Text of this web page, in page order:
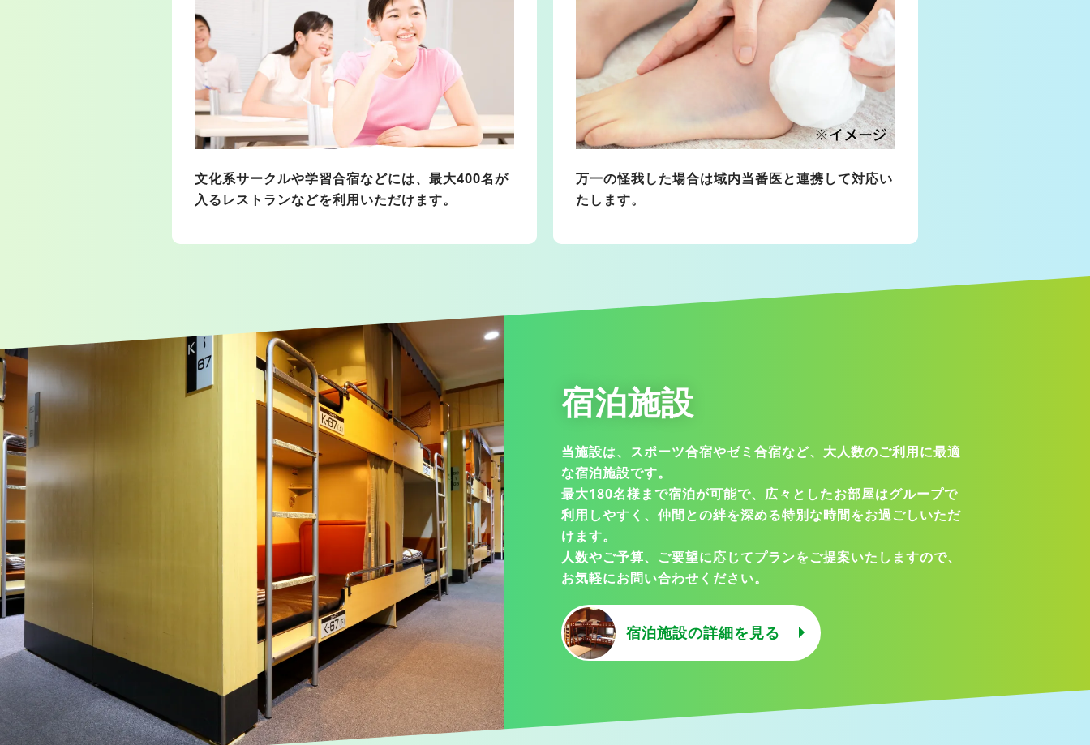
文化系サークルや学習合宿などには、最大400名が
入るレストランなどを利用いただけます。
万一の怪我した場合は域内当番医と連携して対応い
たします。
宿泊施設
当施設は、スポーツ合宿やゼミ合宿など、大人数のご利用に最適
な宿泊施設です。
最大180名様まで宿泊が可能で、広々としたお部屋はグループで
利用しやすく、仲間との絆を深める特別な時間をお過ごしいただ
けます。
人数やご予算、ご要望に応じてプランをご提案いたしますので、
お気軽にお問い合わせください。
宿泊施設の詳細を見る